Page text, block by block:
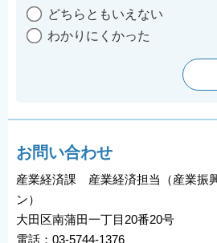
どちらともいえない
わかりにくかった
お問い合わせ
産業経済課 産業経済担当（産業振
ン）
大田区南蒲田一丁目20番20号
電話：03-5744-1376